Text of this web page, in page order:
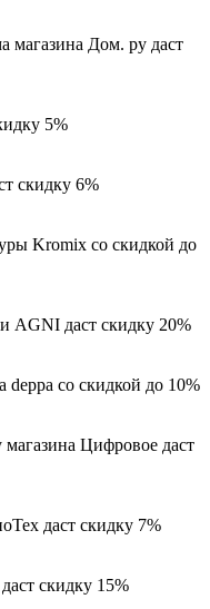
магазина Дом. ру даст
5%
скидку 6%
Kromix со скидкой до
AGNI даст скидку 20%
со скидкой до 10%
Цифровое даст
даст скидку 7%
скидку 15%